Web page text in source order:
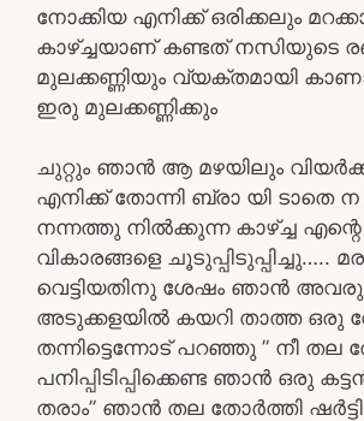
നോക്കിയ എനിക്ക് ഒരിക്കലും
കാഴ്ച്ചയാണ് കണ്ടത് നസിയുടെ
മുലക്കണ്ണിയും വ്യക്തമായി
ഇരു മുലക്കണ്ണിക്കും
ചുറ്റും ഞാൻ ആ മഴയിലും
എനിക്ക് തോന്നി ബ്രാ യി ടാതെ
നന്നത്തു നിൽക്കുന്ന കാഴ്ച്ച എന്റെ
വികാരങ്ങളെ ചൂടുപ്പിടുപ്പിച്ചു…..
വെട്ടിയതിനു ശേഷം ഞാൻ
അടുക്കളയിൽ കയറി താത്ത ഒരു
തന്നിട്ടെന്നോട് പറഞ്ഞു ” നീ തല
പനിപ്പിടിപ്പിക്കെണ്ട ഞാൻ ഒരു
തരാം” ഞാൻ തല തോർത്തി